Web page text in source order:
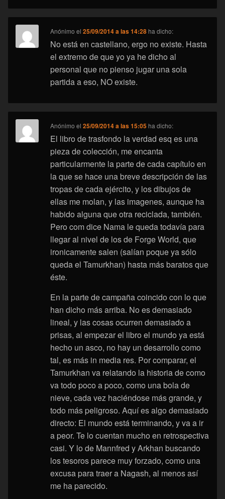
Anónimo el25/09/2014 a las 14:28 ha dicho:
No está en castellano, ergo no existe. Hasta
el extremo de que yo ya he dicho al
personal que no pienso jugar una sola
partida a eso, NO existe.
Anónimo el25/09/2014 a las 15:05 ha dicho:
El libro de trasfondo la verdad esq es una
pieza de colección, me encanta
particularmente la parte de cada capítulo en
la que se hace una breve descripción de las
tropas de cada ejército, y los dibujos de
ellas me molan, y las imagenes, aunque ha
habido alguna que otra reciclada, también.
Pero com dice Nama le queda todavía para
llegar al nivel de los de Forge World, que
ironicamente salen (salían poque ya sólo
queda el Tamurkhan) hasta más baratos que
éste.
En la parte de campaña coincido con lo que
han dicho más arriba. No es demasiado
lineal, y las cosas ocurren demasiado a
prisas, al empezar el libro el mundo ya está
hecho un asco, no hay un desarrollo como
tal, es más in media res. Por comparar, el
Tamurkhan va relatando la historia de como
va todo poco a poco, como una bola de
nieve, cada vez haciéndose más grande, y
todo más peligroso. Aquí es algo demasiado
directo: El mundo está terminando, y va a ir
a peor. Te lo cuentan mucho en retrospectiva
casi. Y lo de Mannfred y Arkhan buscando
los tesoros parece muy forzado, como una
excusa para traer a Nagash, al menos así
me ha parecido.